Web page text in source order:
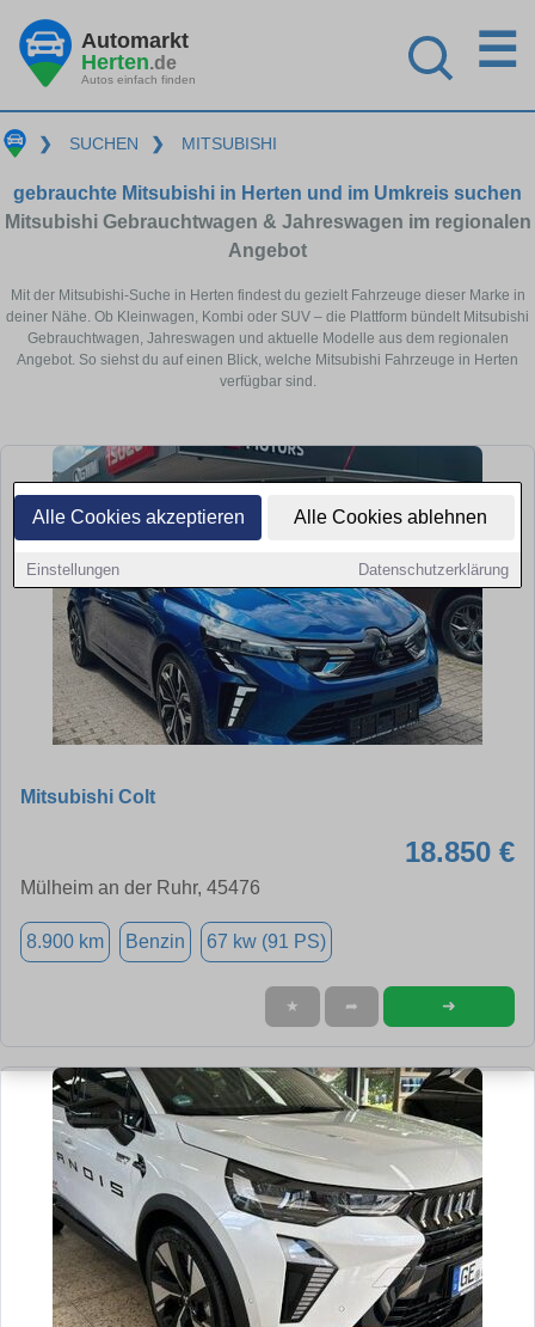
Alle Cookies akzeptieren Alle Cookies ablehnen
Einstellungen Datenschutzerklärung
Automarkt
Herten.de
Autos einfach finden
☰
❯ SUCHEN ❯ MITSUBISHI
gebrauchte Mitsubishi in Herten und im Umkreis suchen
Mitsubishi Gebrauchtwagen & Jahreswagen im regionalen
Angebot
Mit der Mitsubishi-Suche in Herten findest du gezielt Fahrzeuge dieser Marke in
deiner Nähe. Ob Kleinwagen, Kombi oder SUV – die Plattform bündelt Mitsubishi
Gebrauchtwagen, Jahreswagen und aktuelle Modelle aus dem regionalen
Angebot. So siehst du auf einen Blick, welche Mitsubishi Fahrzeuge in Herten
verfügbar sind.
Mitsubishi Colt
18.850 €
Mülheim an der Ruhr, 45476
8.900 km Benzin 67 kw (91 PS)
★ ➦ ➜